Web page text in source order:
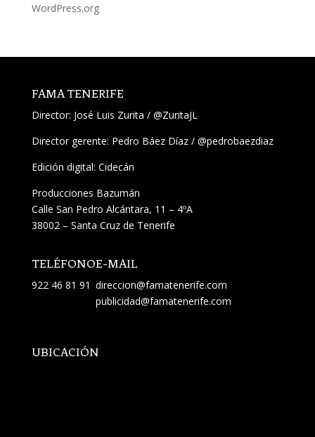
WordPress.org
FAMA TENERIFE
Director: José Luis Zurita / @ZuritaJL
Director gerente: Pedro Báez Díaz / @pedrobaezdiaz
Edición digital: Cidecán
Producciones Bazumán
Calle San Pedro Alcántara, 11 – 4ºA
38002 – Santa Cruz de Tenerife
TELÉFONO
922 46 81 91
E-MAIL
direccion@famatenerife.com
publicidad@famatenerife.com
UBICACIÓN